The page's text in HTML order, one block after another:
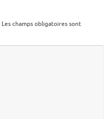
Les champs obligatoires sont